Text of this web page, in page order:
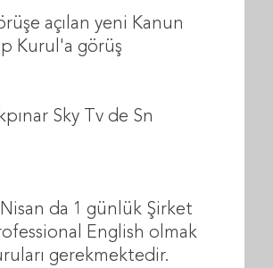
açılan yeni Kanun
Kurul'a görüş
Sky Tv de Sn
da 1 günlük Şirket
English olmak
gerekmektedir.